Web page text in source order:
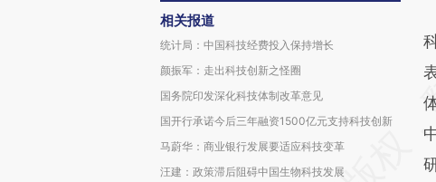
相关报道
统计局：中国科技经费投入保持增长
颜振军：走出科技创新之怪圈
国务院印发深化科技体制改革意见
国开行承诺今后三年融资1500亿元支持科技创新
马蔚华：商业银行发展要适应科技变革
汪建：政策滞后阻碍中国生物科技发展